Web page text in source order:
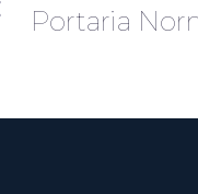
Portaria